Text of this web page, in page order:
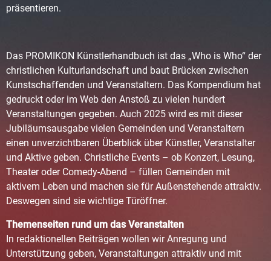
präsentieren.
Das PROMIKON Künstlerhandbuch ist das „Who is Who“ der
christlichen Kulturlandschaft und baut Brücken zwischen
Kunstschaffenden und Veranstaltern. Das Kompendium hat
gedruckt oder im Web den Anstoß zu vielen hundert
Veranstaltungen gegeben. Auch 2025 wird es mit dieser
Jubiläumsausgabe vielen Gemeinden und Veranstaltern
einen unverzichtbaren Überblick über Künstler, Veranstalter
und Aktive geben. Christliche Events – ob Konzert, Lesung,
Theater oder Comedy-Abend – füllen Gemeinden mit
aktivem Leben und machen sie für Außenstehende attraktiv.
Deswegen sind sie wichtige Türöffner.
Themenseiten rund um das Veranstalten
In redaktionellen Beiträgen wollen wir Anregung und
Unterstützung geben, Veranstaltungen attraktiv und mit